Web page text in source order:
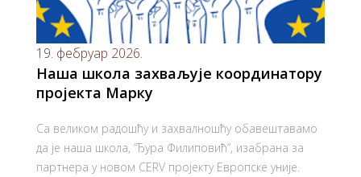
19. фебруар 2026.
Наша школа захваљује координатору
пројекта Марку
Са великом радошћу и захвалношћу обавештавамо
да је наша школа, “Ђура Филиповић”, изабрана за
партнера у новом CERV пројекту Европске уније.